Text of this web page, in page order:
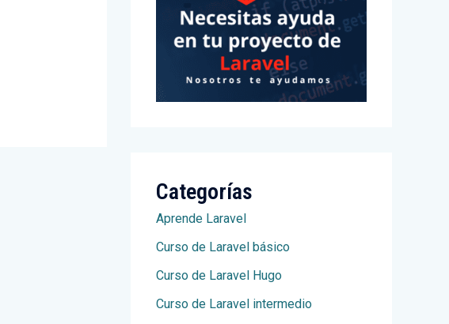
Categorías
Aprende Laravel
Curso de Laravel básico
Curso de Laravel Hugo
Curso de Laravel intermedio